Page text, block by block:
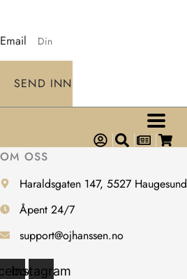
Email
SEND INN
OM OSS
Haraldsgaten 147, 5527 Haugesund
Åpent 24/7
support@ojhanssen.no
Instagram